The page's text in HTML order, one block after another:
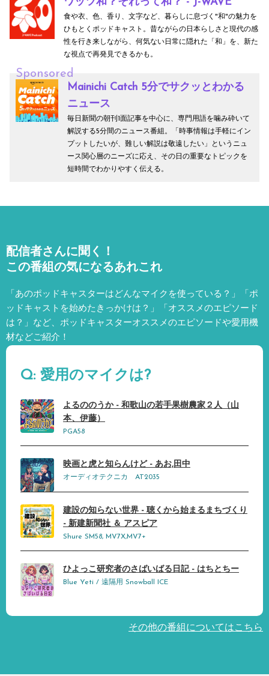
食や衣、色、香り、文字など、暮らしに息づく"和"の魅力を
ひもとくポッドキャスト。昔ながらの日本らしさと現代の感
性を行き来しながら、何気ない日常に隠れた「和」を、新た
な視点で再発見できるかも。
Sponsored
Mainichi Catch 5分でサクッとわかる
ニュース
毎日新聞の朝刊1面記事を中心に、専門用語を噛み砕いて
解説する5分間のニュース番組。「時事情報は手軽にイン
プットしたいが、難しい解説は敬遠したい」というニュ
ース関心層のニーズに応え、その日の重要なトピックを
短時間でわかりやすく伝える。
配信者さんに聞く！
この番組の気になるあれこれ
「あのポッドキャスターはどんなマイクを使っている？」「ポ
ッドキャストを始めたきっかけは？」「オススメのエピソード
は？」など、 ポッドキャスターオススメのエピソードや愛用機
材などご紹介！
Q: 愛用のマイクは?
よるののうか - 和歌山の若手果樹農家２人（山
本、伊藤）
PGA58
映画と虎と知らんけど - あお,田中
オーディオテクニカ AT2035
建設の知らない世界 - 聴くから始まるまちづくり
- 新建新聞社 ＆ アスピア
Shure SM58, MV7X,MV7+
ひよっこ研究者のさばいばる日記 - はちとちー
Blue Yeti / 遠隔用 Snowball ICE
その他の番組についてはこちら